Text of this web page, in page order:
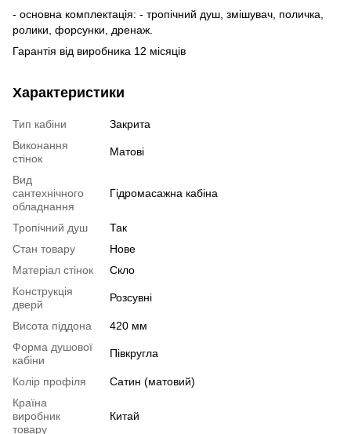
- основна комплектація: - тропічний душ, змішувач, поличка,
ролики, форсунки, дренаж.
Гарантія від виробника 12 місяців
Характеристики
Тип кабіни
Закрита
Виконання
стінок
Матові
Вид
сантехнічного
обладнання
Гідромасажна кабіна
Тропічний душ
Так
Стан товару
Нове
Матеріал стінок
Скло
Конструкція
дверй
Розсувні
Висота піддона
420 мм
Форма душової
кабіни
Півкругла
Колір профіля
Сатин (матовий)
Країна
виробник
товару
Китай